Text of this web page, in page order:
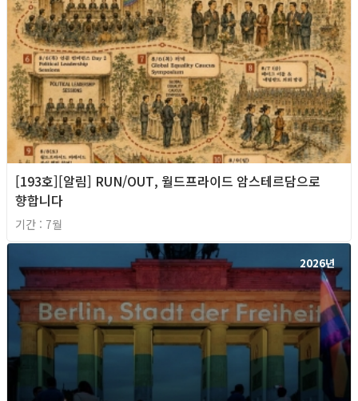
[193호][알림] RUN/OUT, 월드프라이드 암스테르담으로
향합니다
기간 : 7월
2026년